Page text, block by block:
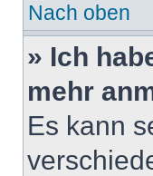
Nach oben
» Ich
mehr
Es kann